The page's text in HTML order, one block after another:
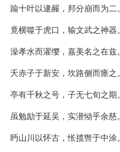
踰十叶以逮赧，邦分崩而为二。
竟横噬于虎口，输文武之神器。
澡孝水而濯缨，嘉美名之在兹。
夭赤子于新安，坎路侧而瘗之。
亭有千秋之号，子无七旬之期。
虽勉励于延吴，实潜恸乎余慈。
眄山川以怀古，怅揽辔于中涂。